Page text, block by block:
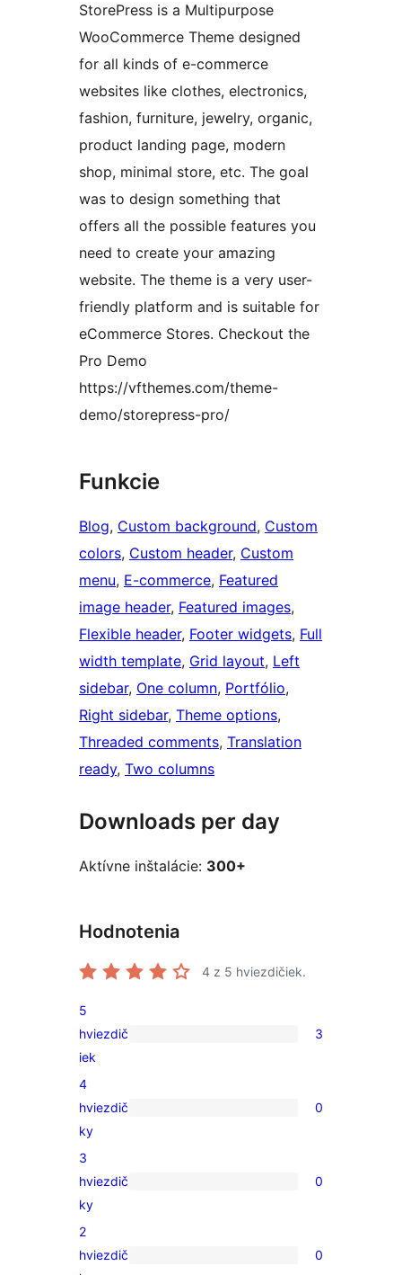
StorePress is a Multipurpose
WooCommerce Theme designed
for all kinds of e-commerce
websites like clothes, electronics,
fashion, furniture, jewelry, organic,
product landing page, modern
shop, minimal store, etc. The goal
was to design something that
offers all the possible features you
need to create your amazing
website. The theme is a very user-
friendly platform and is suitable for
eCommerce Stores. Checkout the
Pro Demo
https://vfthemes.com/theme-
demo/storepress-pro/
Funkcie
Blog, Custom background, Custom
colors, Custom header, Custom
menu, E-commerce, Featured
image header, Featured images
Flexible header, Footer widgets, Full
width template, Grid layout, Left
sidebar, One column, Portfólio
Right sidebar, Theme options
Threaded comments, Translation
ready, Two columns
Downloads per day
Aktívne inštalácie: 300+
Hodnotenia
4 z 5 hviezdičiek.
3
recenzie
s
5-
hviezdičkovým
hodnotením
5
hviezdič
iek
3
0
recenzií
s
4-
hviezdičkovým
hodnotením
4
hviezdič
ky
0
0
recenzií
s
3-
3
hviezdič
ky
0
0
2
hviezdič
0